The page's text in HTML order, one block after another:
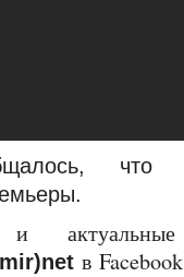
что
в